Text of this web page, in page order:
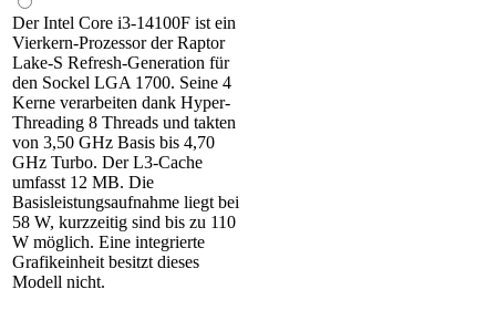
Der Intel Core i3-14100F ist ein
Vierkern-Prozessor der Raptor
Lake-S Refresh-Generation für
den Sockel LGA 1700. Seine 4
Kerne verarbeiten dank Hyper-
Threading 8 Threads und takten
von 3,50 GHz Basis bis 4,70
GHz Turbo. Der L3-Cache
umfasst 12 MB. Die
Basisleistungsaufnahme liegt bei
58 W, kurzzeitig sind bis zu 110
W möglich. Eine integrierte
Grafikeinheit besitzt dieses
Modell nicht.